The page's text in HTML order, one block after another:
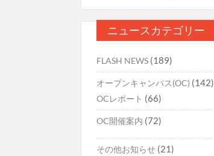
ニュースカテゴリー
FLASH NEWS (189)
オープンキャンパス(OC) (142)
OCレポート (66)
OC開催案内 (72)
その他お知らせ (21)